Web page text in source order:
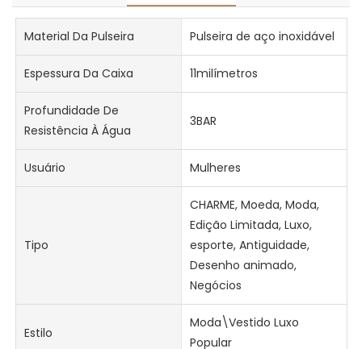
Material Da Pulseira Pulseira de aço inoxidável
Espessura Da Caixa 11milímetros
Profundidade De
Resistência À Água
3BAR
Usuário Mulheres
Tipo
CHARME, Moeda, Moda,
Edição Limitada, Luxo,
esporte, Antiguidade,
Desenho animado,
Negócios
Estilo
Moda\Vestido Luxo
Popular